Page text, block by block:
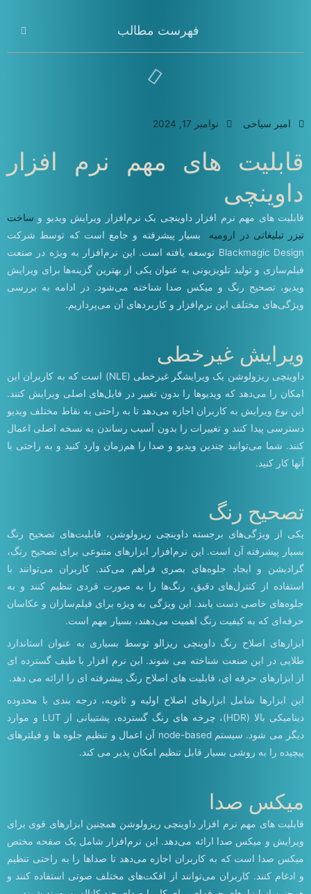
فهرست مطالب
امیر سیاحی نوامبر 17, 2024
قابلیت های مهم نرم افزار
داوینچی
قابلیت های مهم نرم افزار داوینچی یک نرم‌افزار ویرایش ویدیو و ساخت
تیزر تبلیغاتی در ارومیه بسیار پیشرفته و جامع است که توسط شرکت
Blackmagic Design توسعه یافته است. این نرم‌افزار به ویژه در صنعت
فیلم‌سازی و تولید تلویزیونی به عنوان یکی از بهترین گزینه‌ها برای ویرایش
ویدیو، تصحیح رنگ و میکس صدا شناخته می‌شود. در ادامه به بررسی
ویژگی‌های مختلف این نرم‌افزار و کاربردهای آن می‌پردازیم.
ویرایش غیرخطی
داوینچی ریزولوشن یک ویرایشگر غیرخطی (NLE) است که به کاربران این
امکان را می‌دهد که ویدیوها را بدون تغییر در فایل‌های اصلی ویرایش کنند.
این نوع ویرایش به کاربران اجازه می‌دهد تا به راحتی به نقاط مختلف ویدیو
دسترسی پیدا کنند و تغییرات را بدون آسیب رساندن به نسخه اصلی اعمال
کنند. شما می‌توانید چندین ویدیو و صدا را هم‌زمان وارد کنید و به راحتی با
آنها کار کنید.
تصحیح رنگ
یکی از ویژگی‌های برجسته داوینچی ریزولوشن، قابلیت‌های تصحیح رنگ
بسیار پیشرفته آن است. این نرم‌افزار ابزارهای متنوعی برای تصحیح رنگ،
گرادیشن و ایجاد جلوه‌های بصری فراهم می‌کند. کاربران می‌توانند با
استفاده از کنترل‌های دقیق، رنگ‌ها را به صورت فردی تنظیم کنند و به
جلوه‌های خاصی دست یابند. این ویژگی به ویژه برای فیلم‌سازان و عکاسان
حرفه‌ای که به کیفیت رنگ اهمیت می‌دهند، بسیار مهم است.
ابزارهای اصلاح رنگ داوینچی ریزالو توسط بسیاری به عنوان استاندارد
طلایی در این صنعت شناخته می شوند. این نرم افزار با طیف گسترده ای
از ابزارهای حرفه ای، قابلیت های اصلاح رنگ پیشرفته ای را ارائه می دهد.
این ابزارها شامل ابزارهای اصلاح اولیه و ثانویه، درجه بندی با محدوده
دینامیکی بالا (HDR)، چرخه های رنگ گسترده، پشتیبانی از LUT و موارد
دیگر می شود. سیستم node-based آن اعمال و تنظیم جلوه ها و فیلترهای
پیچیده را به روشی بسیار قابل تنظیم امکان پذیر می کند.
میکس صدا
قابلیت های مهم نرم افزار داوینچی ریزولوشن همچنین ابزارهای قوی برای
ویرایش و میکس صدا ارائه می‌دهد. این نرم‌افزار شامل یک صفحه مختص
میکس صدا است که به کاربران اجازه می‌دهد تا صداها را به راحتی تنظیم
و ادغام کنند. کاربران می‌توانند از افکت‌های مختلف صوتی استفاده کنند و